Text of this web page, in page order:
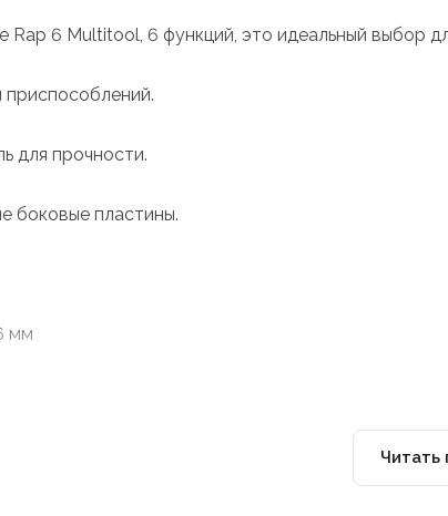
Rap 6 Multitool, 6 функций, это идеальный выбор
для прочности.
боковые пластины.
мм
Читать